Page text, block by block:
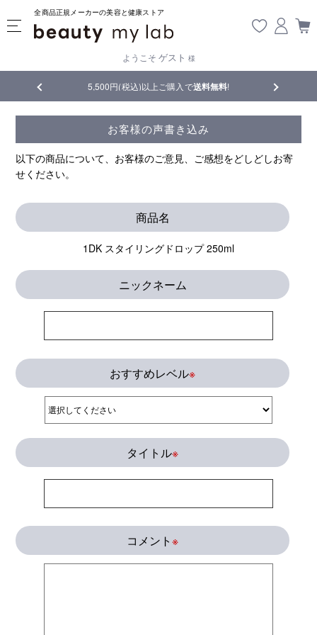
全商品正規メーカーの美容と健康ストア
ようこそ ゲスト 様
5,500円(税込)以上ご購入で送料無料! 【重要】
お客様の声書き込み
以下の商品について、お客様のご意見、ご感想をどしどしお寄
せください。
商品名
1DK スタイリングドロップ 250ml
ニックネーム
おすすめレベル※
タイトル※
コメント※